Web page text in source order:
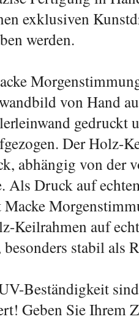
exklusiven
werden.
von Hand
gedruckt
Der Holz-
abhängig von der
Als Druck auf
Keilrahmen auf
stabil als
Beständigkeit
Geben Sie Ihrem